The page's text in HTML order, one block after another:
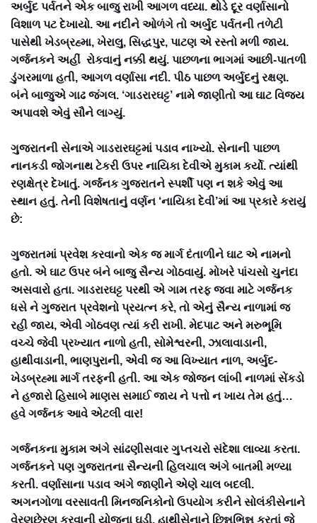
અર્બુદ પર્વતને એક બાજુ રાખી આગળ વધ્યા. થોડે દૂર વર્ણાસાનો
વિશાળ પટ દેખાયો. આ નદીને ઓળંગે તો અર્બુદ પર્વતની તળેટી
પાસેથી ખેડબ્રહ્મા, ખેરાલુ, સિદ્ધપુર, પાટણ એ રસ્તો મળી જાય.
ગર્જનકને અહીં રોકવાનું નક્કી થયું. પાછળના ભાગમાં આછી-પાતળી
ડુંગરમાળા હતી, આગળ વર્ણાસા નદી. પીઠ પાછળ અર્બુદનું રક્ષણ.
બંને બાજુએ ગાઢ જંગલ. ‘ગાડરારઘટ્ટ’ નામે જાણીતો આ ઘાટ વિજય
અપાવશે એવું સૌને લાગ્યું.
ગુજરાતની સેનાએ ગાડરારઘટ્ટમાં પડાવ નાખ્યો. સેનાની પાછળ
નાનકડી જોગનાથ ટેકરી ઉપર નાયિકા દેવીએ મુકામ કર્યો. ત્યાંથી
રણક્ષેત્ર દેખાતું. ગર્જનક ગુજરાતને સ્પર્શી પણ ન શકે એવું આ
સ્થાન હતું. તેની વિશેષતાનું વર્ણન ‘નાયિકા દેવી’માં આ પ્રકારે કરાયું
છે:
ગુજરાતમાં પ્રવેશ કરવાનો એક જ માર્ગ દંતાળીને ઘાટ એ નામનો
હતો. એ ઘાટ ઉપર બંને બાજુ સૈન્ય ગોઠવાયું. મોખરે પાંચસો ચુનંદા
અસવારો હતા. ગાડરારઘટ્ટ પરથી એ ગામ તરફ જવા માટે ગર્જનક
ધસે ને ગુજરાત પ્રવેશનો પ્રયત્ન કરે, તો એનું સૈન્ય નાળામાં જ
રહી જાય, એવી ગોઠવણ ત્યાં કરી રાખી. મેદપાટ અને મરુભૂમિ
વચ્ચે જેવી પ્રખ્યાત નાળો હતી, સોમેશ્વરની, ઝાલાવાડાની,
હાથીવાડાની, ભાણપુરાની, એવી જ આ વિખ્યાત નાળ, અર્બુદ-
ખેડબ્રહ્મા માર્ગ તરફની હતી. આ એક જોજન લાંબી નાળમાં સેંકડો
ને હજારો હિસાબે માણસ સમાઈ જાય ને પત્તો ન ખાય તેમ હતું…
હવે ગર્જનક આવે એટલી વાર!
ગર્જનકના મુકામ અંગે સાંઢણીસવાર ગુપ્તચરો સંદેશા લાવ્યા કરતા.
ગર્જનકને પણ ગુજરાતના સૈન્યની હિલચાલ અંગે બાતમી મળ્યા
કરતી. વર્ણાસાના પડાવ અંગે જાણીને એણે ચાલ બદલી.
અગનગોળા વરસાવતી મિનજનિકોનો ઉપયોગ કરીને સોલંકીસેનાને
વેરણછેરણ કરવાની યોજના ઘડી. હાથીસેનાને છિન્નભિન્ન કરતાં જે